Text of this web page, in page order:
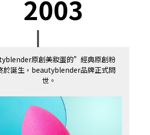
2003
原創美妝蛋的”經典原創粉
誕生，beautyblender品牌正式問
世。